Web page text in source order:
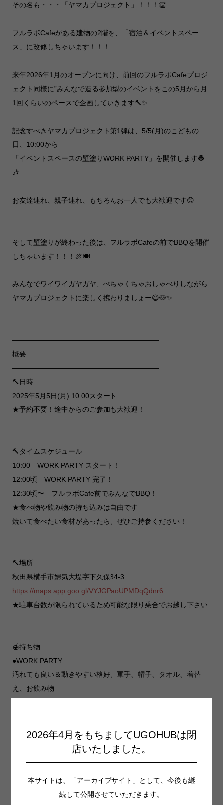
その名も・・・「ヤマカプロジェクト」！！！👏
フルラボCafeがある建物の2階を、「宿泊＆イベントスペー
ス」に改修しちゃいます！！！
来年2026年1月のオープンに向け、前回のフルラボCafeプロジ
ェクト同様に”みんなで造る参加型のイベントをこの5月から月
1回くらいのペースで企画していきます🔨✨
記念すべきヤマカプロジェクト第1弾は、5/5(月)のこどもの
日、10:00から
「イベントスペースの壁塗りWORK PARTY」を開催します👷
🎶
お友達連れ、親子連れ、もちろんお一人でも大歓迎です😊
そして壁塗りが終わった後は、フルラボCafeの前でBBQを開催
しちゃいます！！！🍖🍽️
みんなでワイワイガヤガヤ、ぺちゃくちゃおしゃべりしながら
ヤマカプロジェクトに楽しく携わりましょー😄🐶✨
—————————————————————
概要
—————————————————————
🔨日時
2025年5月5日(月) 10:00スタート
★予約不要！途中からのご参加も大歓迎！
🔨タイムスケジュール
10:00 WORK PARTY スタート！
12:00頃 WORK PARTY 完了！
12:30頃〜 フルラボCafe前でみんなでBBQ！
★食べ物や飲み物の持ち込みは自由です
焼いて食べたい食材があったら、ぜひご持参ください！
🔨場所
秋田県横手市婦気大堤字下久保34-3
https://maps.app.goo.gl/VYJGPaoUPMDqQdnr6
★駐車台数が限られているため可能な限り乗合でお越し下さい
🍯持ち物
●WORK PARTY
汚れても良い＆動きやすい格好、軍手、帽子、タオル、着替
え、お飲み物
2026年4月をもちましてUGOHUBは閉
店いたしました。
本サイトは、「アーカイブサイト」として、今後も継
続して公開させていただきます。